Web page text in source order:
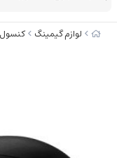
لوازم گیمینگ